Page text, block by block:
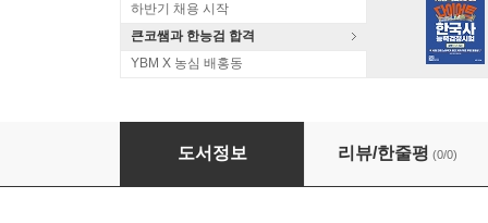
하반기 채용 시작
큰코쌤과 한능검 합격
YBM X 농심 배홍동
무역 중국어 회화 1
도서정보 리뷰/한줄평 (0/0)